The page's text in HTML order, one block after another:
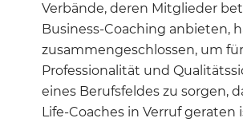
Verbände, deren Mitglieder
Business-Coaching anbieten,
zusammengeschlossen, um für
Professionalität und
eines Berufsfeldes zu sorgen,
Life-Coaches in Verruf geraten